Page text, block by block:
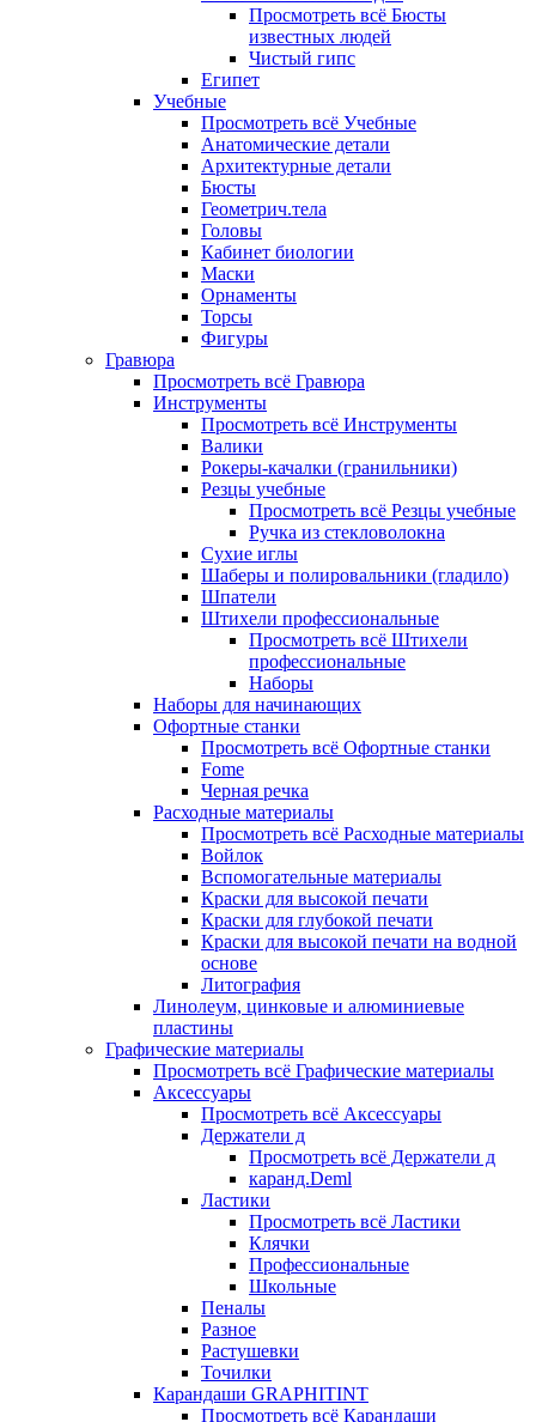
Просмотреть всё Бюсты
известных людей
Чистый гипс
Египет
Учебные
Просмотреть всё Учебные
Анатомические детали
Архитектурные детали
Бюсты
Геометрич.тела
Головы
Кабинет биологии
Маски
Орнаменты
Торсы
Фигуры
Гравюра
Просмотреть всё Гравюра
Инструменты
Просмотреть всё Инструменты
Валики
Рокеры-качалки (гранильники)
Резцы учебные
Просмотреть всё Резцы учебные
Ручка из стекловолокна
Сухие иглы
Шаберы и полировальники (гладило)
Шпатели
Штихели профессиональные
Просмотреть всё Штихели
профессиональные
Наборы
Наборы для начинающих
Офортные станки
Просмотреть всё Офортные станки
Fome
Черная речка
Расходные материалы
Просмотреть всё Расходные материалы
Войлок
Вспомогательные материалы
Краски для высокой печати
Краски для глубокой печати
Краски для высокой печати на водной
основе
Литография
Линолеум, цинковые и алюминиевые
пластины
Графические материалы
Просмотреть всё Графические материалы
Аксессуары
Просмотреть всё Аксессуары
Держатели д
Просмотреть всё Держатели д
каранд.Deml
Ластики
Просмотреть всё Ластики
Клячки
Профессиональные
Школьные
Пеналы
Разное
Растушевки
Точилки
Карандаши GRAPHITINT
Просмотреть всё Карандаши